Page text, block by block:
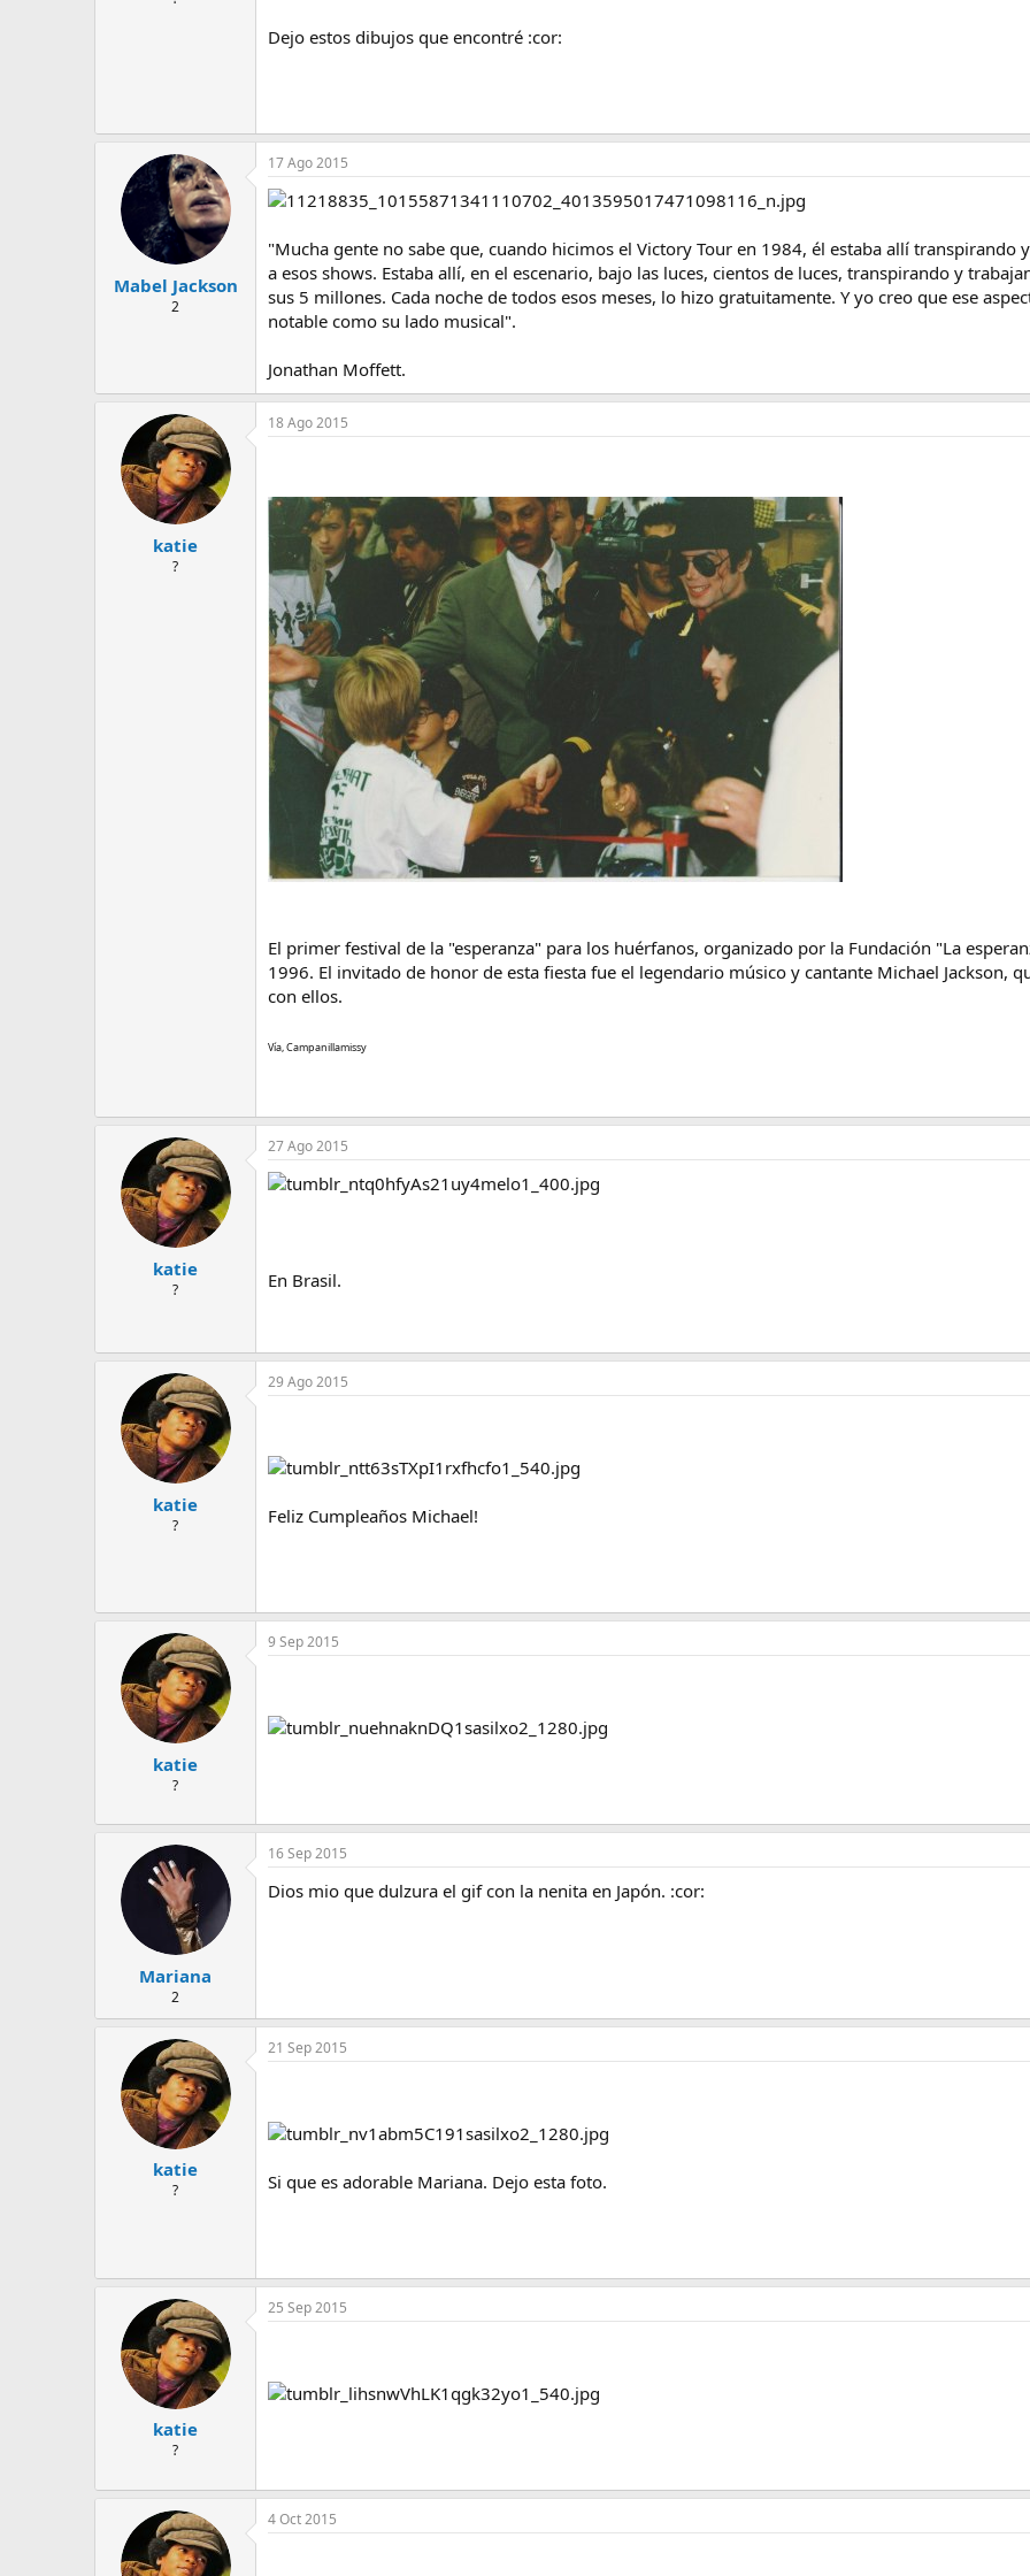
Dejo estos dibujos que encontré :cor:
Mabel Jackson
2
17 Ago 2015
"Mucha gente no sabe que, cuando hicimos el Victory Tour en 1984, él estaba allí transpirando
a esos shows. Estaba allí, en el escenario, bajo las luces, cientos de luces, transpirando y
sus 5 millones. Cada noche de todos esos meses, lo hizo gratuitamente. Y yo creo que ese
notable como su lado musical".
Jonathan Moffett.
katie
?
18 Ago 2015
El primer festival de la "esperanza" para los huérfanos, organizado por la Fundación "La
1996. El invitado de honor de esta fiesta fue el legendario músico y cantante Michael Jackson,
con ellos.
Vía, Campanillamissy
katie
?
27 Ago 2015
En Brasil.
katie
?
29 Ago 2015
Feliz Cumpleaños Michael!
katie
?
9 Sep 2015
Mariana
2
16 Sep 2015
Dios mio que dulzura el gif con la nenita en Japón. :cor:
katie
?
21 Sep 2015
Si que es adorable Mariana. Dejo esta foto.
katie
?
25 Sep 2015
4 Oct 2015